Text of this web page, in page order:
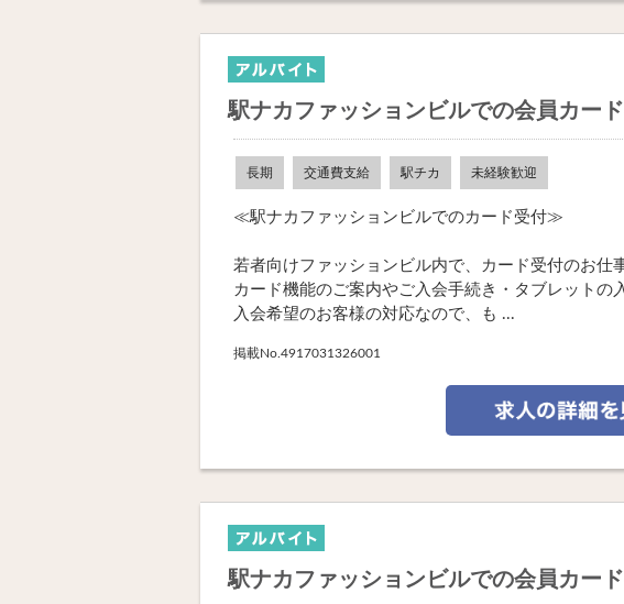
駅ナカファッションビルでの会員カー
長期 交通費支給 駅チカ 未経験歓迎
≪駅ナカファッションビルでのカード受付≫
若者向けファッションビル内で、カード受付のお仕
カード機能のご案内やご入会手続き・タブレットの
入会希望のお客様の対応なので、も ...
掲載No.4917031326001
駅ナカファッションビルでの会員カー